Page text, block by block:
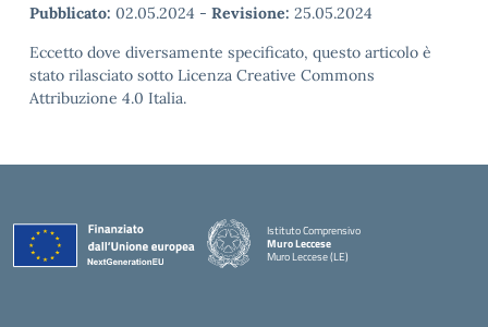
Pubblicato: 02.05.2024 - Revisione: 25.05.2024
Eccetto dove diversamente specificato, questo articolo è
stato rilasciato sotto Licenza Creative Commons
Attribuzione 4.0 Italia.
Istituto Comprensivo
Muro Leccese
Muro Leccese (LE)